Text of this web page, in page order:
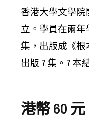
香港大學文學
立。學員在兩
集，出版成《
出版 7 集。7 本
港幣 60 元